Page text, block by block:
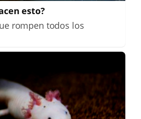
esto?
rompen todos los